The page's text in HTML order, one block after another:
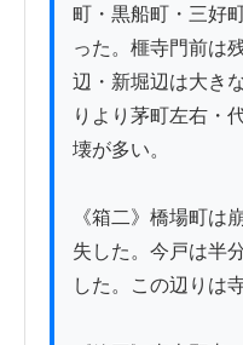
町・黒船町・三好
った。榧寺門前は
辺・新堀辺は大き
りより茅町左右・
壊が多い。
《箱二》橋場町は
失した。今戸は半
した。この辺りは